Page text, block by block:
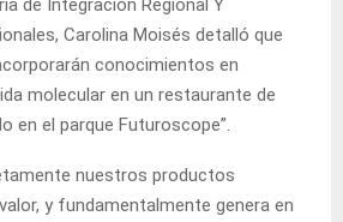
Carolina Moisés detalló que
conocimientos en
molecular en un restaurante de
en el parque Futuroscope”.
nuestros productos
y fundamentalmente genera en